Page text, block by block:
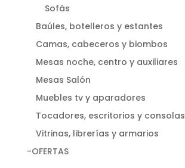
Sofás
Baúles, botelleros y estantes
Camas, cabeceros y biombos
Mesas noche, centro y auxiliares
Mesas Salón
Muebles tv y aparadores
Tocadores, escritorios y consolas
Vitrinas, librerías y armarios
-OFERTAS